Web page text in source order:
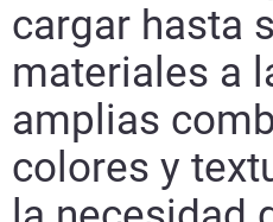
cargar hasta
materiales a
amplias
colores y